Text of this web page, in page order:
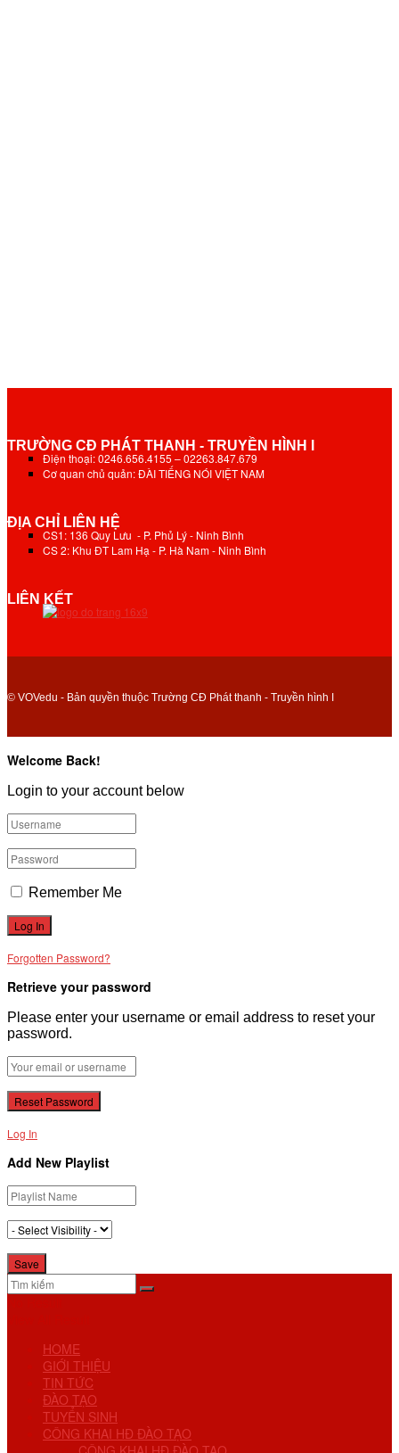
TRƯỜNG CĐ PHÁT THANH - TRUYỀN HÌNH I
Điện thoại: 0246.656.4155 – 02263.847.679
Cơ quan chủ quản: ĐÀI TIẾNG NÓI VIỆT NAM
ĐỊA CHỈ LIÊN HỆ
CS1: 136 Quy Lưu - P. Phủ Lý - Ninh Bình
CS 2: Khu ĐT Lam Hạ - P. Hà Nam - Ninh Bình
LIÊN KẾT
© VOVedu - Bản quyền thuộc Trường CĐ Phát thanh - Truyền hình I
Welcome Back!
Login to your account below
Remember Me
Forgotten Password?
Retrieve your password
Please enter your username or email address to reset your
password.
Log In
Add New Playlist
HOME
GIỚI THIỆU
TIN TỨC
ĐÀO TẠO
TUYỂN SINH
CÔNG KHAI HĐ ĐÀO TẠO